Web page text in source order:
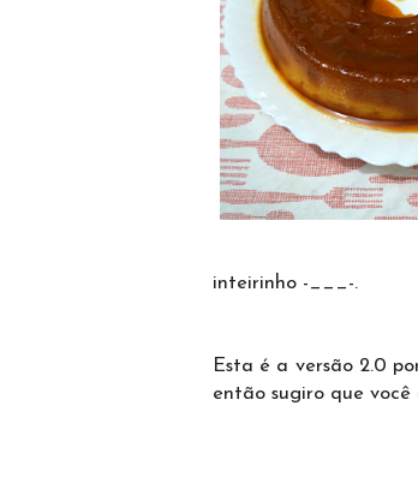
inteirinho -___-.
Esta é a versão 2.0
então sugiro que você